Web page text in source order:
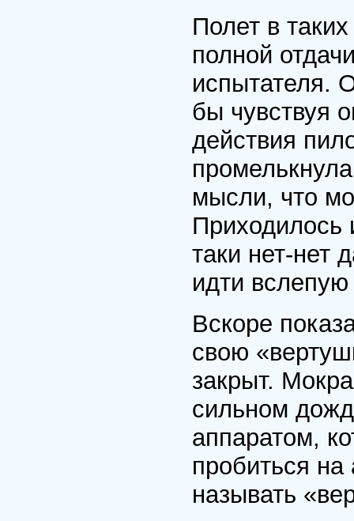
Полет в
полной
испытателя.
бы чувствуя
действия
мысли, что
Приходилось
таки нет-нет
идти
Вскоре
свою
закрыт.
сильном
аппаратом,
пробиться
называть